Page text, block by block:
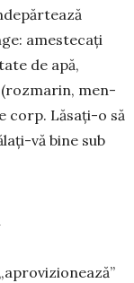
ames­te­cați
de apă,
(roz­marin, men­
corp. Lă­sați-o să
vă bine sub